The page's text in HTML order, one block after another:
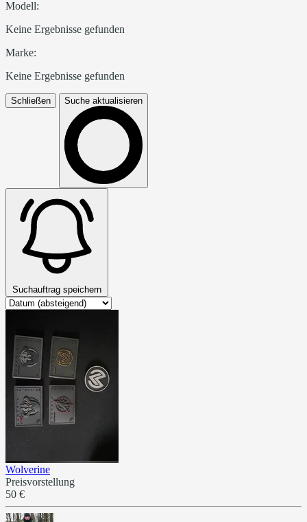
Modell:
Keine Ergebnisse gefunden
Marke:
Keine Ergebnisse gefunden
Schließen Suche aktualisieren
Suchauftrag speichern
Wolverine
Preisvorstellung
50 €